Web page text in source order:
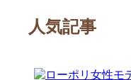
人気記事